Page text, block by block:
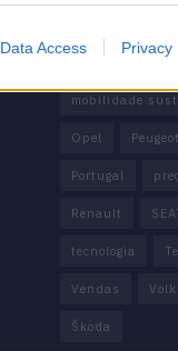
Data Access Privacy
Mercedes-Benz
mobilidade
Opel Peugeot
Portugal
Renault
tecnologia
Vendas
Škoda